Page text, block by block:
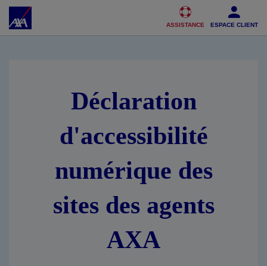
Accéder au Contenu Accéder au Pied de page
ASSISTANCE ESPACE CLIENT
Déclaration
d'accessibilité
numérique des
sites des agents
AXA